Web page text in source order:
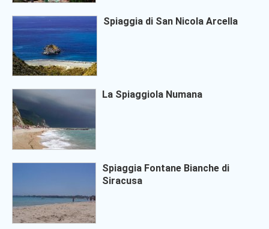
Spiaggia di San Nicola Arcella
La Spiaggiola Numana
Spiaggia Fontane Bianche di
Siracusa